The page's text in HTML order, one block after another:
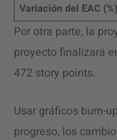
Variación del EAC (%)
Por otra parte, la
proyecto finalizará
472 story points.
Usar gráficos burn-
progreso, los